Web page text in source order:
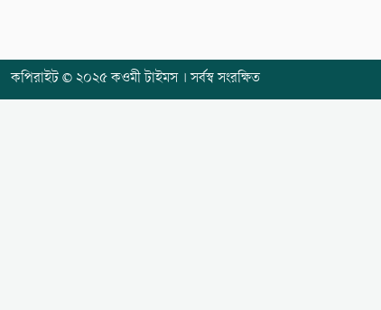
কপিরাইট © ২০২৫ কওমী টাইমস । সর্বস্ব সংরক্ষিত